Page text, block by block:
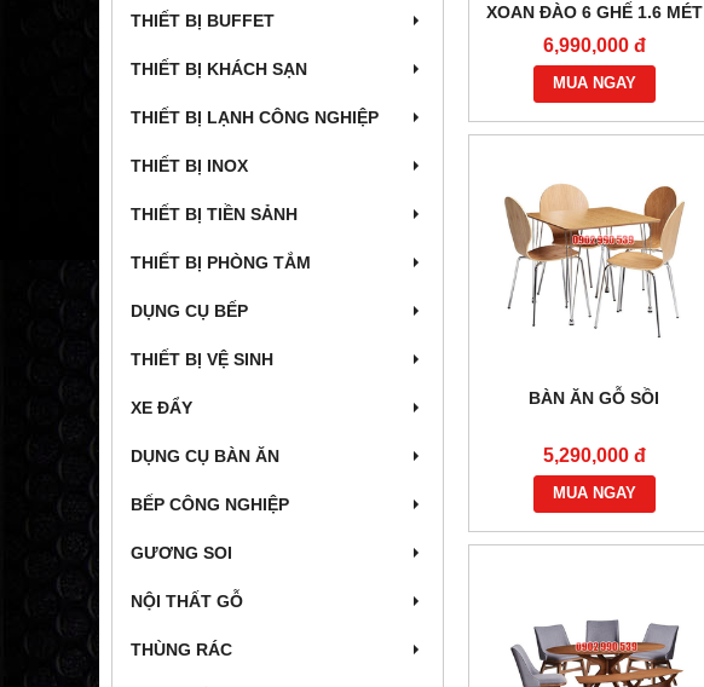
THIẾT BỊ BUFFET
THIẾT BỊ KHÁCH SẠN
THIẾT BỊ LẠNH CÔNG NGHIỆP
THIẾT BỊ INOX
THIẾT BỊ TIỀN SẢNH
THIẾT BỊ PHÒNG TẮM
DỤNG CỤ BẾP
THIẾT BỊ VỆ SINH
XE ĐẨY
DỤNG CỤ BÀN ĂN
BẾP CÔNG NGHIỆP
GƯƠNG SOI
NỘI THẤT GỖ
THÙNG RÁC
XOAN ĐÀO 6 GHẾ 1.6 MÉT
6,990,000 đ
MUA NGAY
BÀN ĂN GỖ SỒI
5,290,000 đ
MUA NGAY